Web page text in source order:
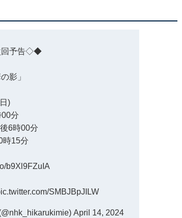
回予告◇◆
影」
)
00分
6時00分
時15分
b9Xl9FZuIA
SMBJBpJILW
April 14, 2024